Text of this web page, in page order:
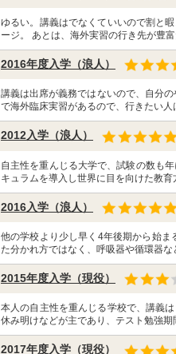
ゆるい。講義はでなくていいので割と
ージ。 あとは、海外実習の行き先が豊
2016年度入学（浪人）
講義は出席が義務ではないので、自分
で海外臨床実習があるので、行きたい
2012入学（浪人）
自主性を重んじる大学で、試験の数も
キュラムを導入し世界に目を向けた教
2016入学（浪人）
他の学校より少し早く4年後期から始
た分かれ方ではなく、呼吸器や循環器
2015年度入学（現役）
本人の自主性を重んじる学校で、講義
休み明けなどが主であり、テスト勉強
2017年度入学（現役）